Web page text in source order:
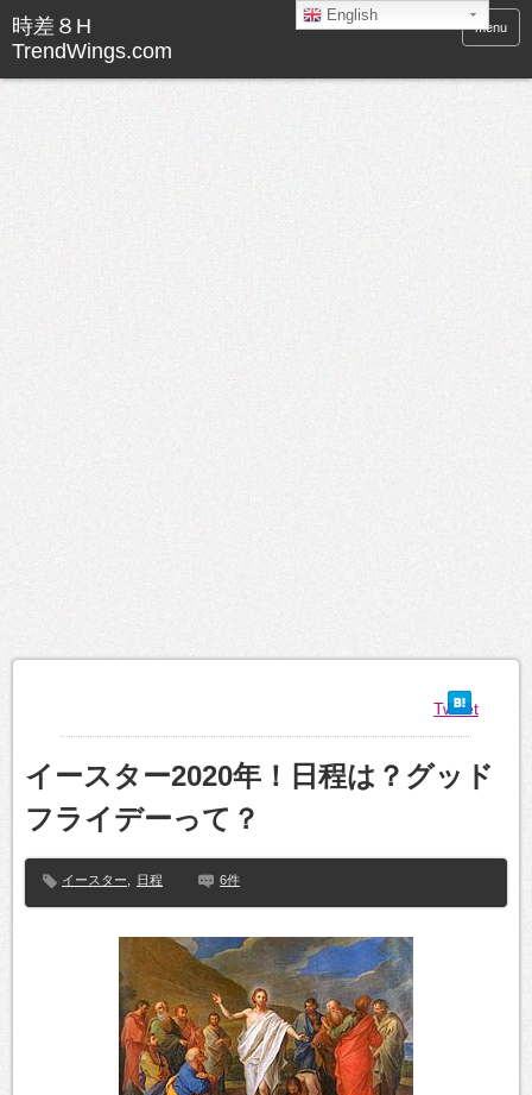
menu
Tweet
イースター2020年！日程は？グッド
フライデーって？
イースター 日程 6件
English